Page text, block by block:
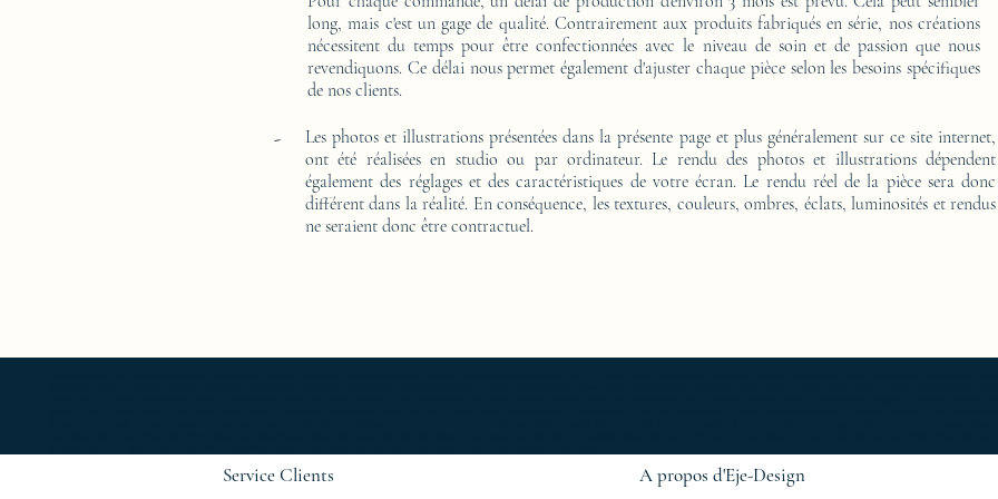
long, mais c'est un gage de qualité. Contrairement aux produits fabriqués en série, nos créations
nécessitent du temps pour être confectionnées avec le niveau de soin et de passion que nous
revendiquons. Ce délai nous permet également d'ajuster chaque pièce selon les besoins spécifiques
de nos clients.
-
Les photos et illustrations présentées dans la présente page et plus généralement sur ce site internet,
ont été réalisées en studio ou par ordinateur. Le rendu des photos et illustrations dépendent
également des réglages et des caractéristiques de votre écran. Le rendu réel de la pièce sera donc
différent dans la réalité. En conséquence, les textures, couleurs, ombres, éclats, luminosités et rendus
ne seraient donc être contractuel.
Service Clients A propos d'Eje-Design